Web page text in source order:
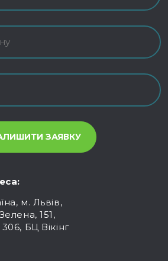
м. Львів,
151,
БЦ Вікінг